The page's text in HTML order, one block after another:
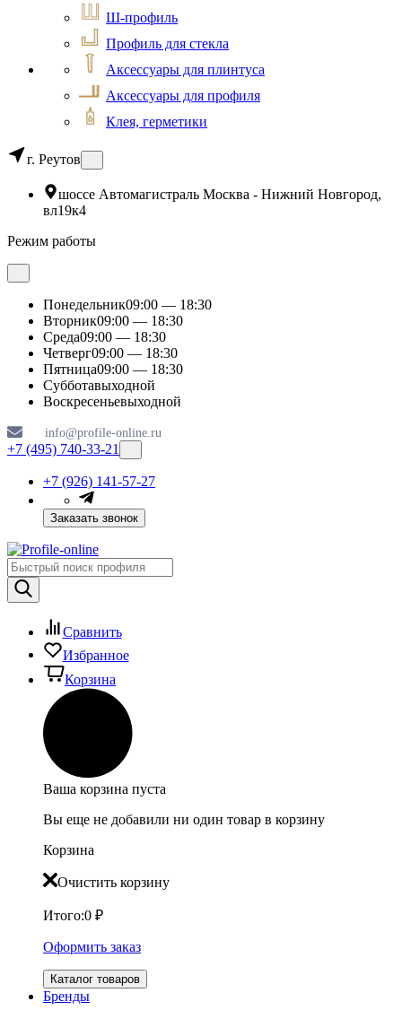
Ш-профиль
Профиль для стекла
Аксессуары для плинтуса
Аксессуары для профиля
Клея, герметики
г. Реутов
шоссе Автомагистраль Москва - Нижний Новгород,
вл19к4
Режим работы
Понедельник09:00 — 18:30
Вторник09:00 — 18:30
Среда09:00 — 18:30
Четверг09:00 — 18:30
Пятница09:00 — 18:30
Субботавыходной
Воскресеньевыходной
info@profile-online.ru
+7 (495) 740-33-21
+7 (926) 141-57-27
Заказать звонок
Сравнить
Избранное
Корзина
Ваша корзина пуста
Вы еще не добавили ни один товар в корзину
Корзина
Очистить корзину
Итого:0 ₽
Оформить заказ
Каталог товаров
Бренды